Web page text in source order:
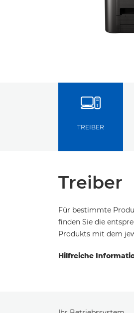
TREIBER
Treiber
Für bestimmte
finden Sie die
Produkts mit dem
Hilfreiche